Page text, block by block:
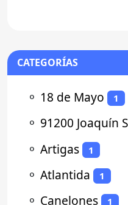
CATEGORÍAS
⚬ 18 de Mayo 1
⚬ 91200 Joaquín
⚬ Artigas 1
⚬ Atlantida 1
⚬ Canelones 1